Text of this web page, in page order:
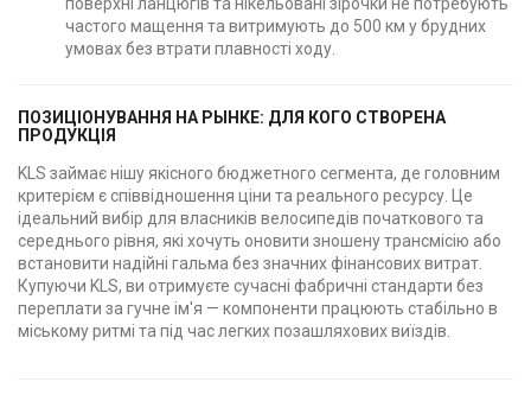
частого мащення та витримують до 500 км у брудних
умовах без втрати плавності ходу.
ПОЗИЦІОНУВАННЯ НА РЫНКЕ: ДЛЯ КОГО СТВОРЕНА
ПРОДУКЦІЯ
KLS займає нішу якісного бюджетного сегмента, де головним
критерієм є співвідношення ціни та реального ресурсу. Це
ідеальний вибір для власників велосипедів початкового та
середнього рівня, які хочуть оновити зношену трансмісію або
встановити надійні гальма без значних фінансових витрат.
Купуючи KLS, ви отримуєте сучасні фабричні стандарти без
переплати за гучне ім'я — компоненти працюють стабільно в
міському ритмі та під час легких позашляхових виїздів.